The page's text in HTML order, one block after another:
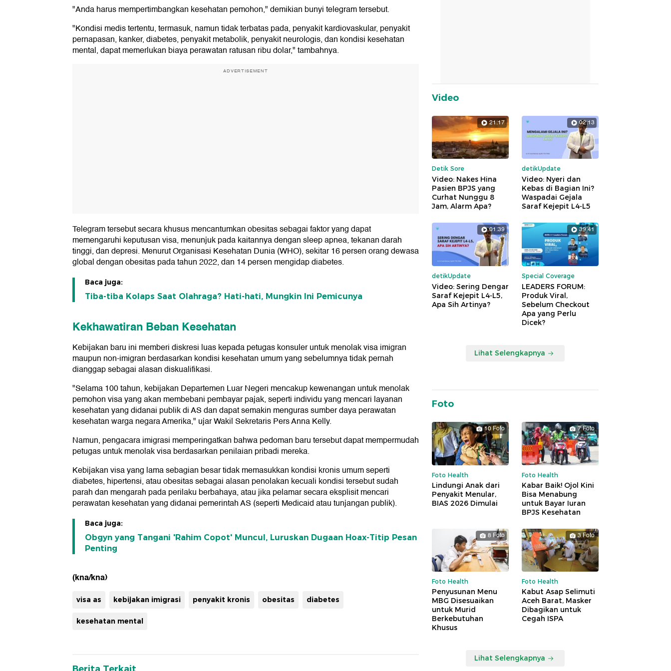
"Anda harus mempertimbangkan kesehatan pemohon," demikian bunyi telegram tersebut.
"Kondisi medis tertentu, termasuk, namun tidak terbatas pada, penyakit kardiovaskular, penyakit
pernapasan, kanker, diabetes, penyakit metabolik, penyakit neurologis, dan kondisi kesehatan
mental, dapat memerlukan biaya perawatan ratusan ribu dolar," tambahnya.
ADVERTISEMENT
Telegram tersebut secara khusus mencantumkan obesitas sebagai faktor yang dapat
memengaruhi keputusan visa, menunjuk pada kaitannya dengan sleep apnea, tekanan darah
tinggi, dan depresi. Menurut Organisasi Kesehatan Dunia (WHO), sekitar 16 persen orang dewasa
global dengan obesitas pada tahun 2022, dan 14 persen mengidap diabetes.
Baca juga:
Tiba-tiba Kolaps Saat Olahraga? Hati-hati, Mungkin Ini Pemicunya
Kekhawatiran Beban Kesehatan
Kebijakan baru ini memberi diskresi luas kepada petugas konsuler untuk menolak visa imigran
maupun non-imigran berdasarkan kondisi kesehatan umum yang sebelumnya tidak pernah
dianggap sebagai alasan diskualifikasi.
"Selama 100 tahun, kebijakan Departemen Luar Negeri mencakup kewenangan untuk menolak
pemohon visa yang akan membebani pembayar pajak, seperti individu yang mencari layanan
kesehatan yang didanai publik di AS dan dapat semakin menguras sumber daya perawatan
kesehatan warga negara Amerika," ujar Wakil Sekretaris Pers Anna Kelly.
Namun, pengacara imigrasi memperingatkan bahwa pedoman baru tersebut dapat mempermudah
petugas untuk menolak visa berdasarkan penilaian pribadi mereka.
Kebijakan visa yang lama sebagian besar tidak memasukkan kondisi kronis umum seperti
diabetes, hipertensi, atau obesitas sebagai alasan penolakan kecuali kondisi tersebut sudah
parah dan mengarah pada perilaku berbahaya, atau jika pelamar secara eksplisit mencari
perawatan kesehatan yang didanai pemerintah AS (seperti Medicaid atau tunjangan publik).
Baca juga:
Obgyn yang Tangani 'Rahim Copot' Muncul, Luruskan Dugaan Hoax-Titip Pesan
Penting
(kna/kna)
visa as kebijakan imigrasi penyakit kronis obesitas diabetes
kesehatan mental
Video
21:17
Detik Sore
Video: Nakes Hina
Pasien BPJS yang
Curhat Nunggu 8
Jam, Alarm Apa?
02:13
detikUpdate
Video: Nyeri dan
Kebas di Bagian Ini?
Waspadai Gejala
Saraf Kejepit L4-L5
01:39
detikUpdate
Video: Sering Dengar
Saraf Kejepit L4-L5,
Apa Sih Artinya?
39:41
Special Coverage
LEADERS FORUM:
Produk Viral,
Sebelum Checkout
Apa yang Perlu
Dicek?
Lihat Selengkapnya
Foto
10 Foto
Foto Health
Lindungi Anak dari
Penyakit Menular,
BIAS 2026 Dimulai
7 Foto
Foto Health
Kabar Baik! Ojol Kini
Bisa Menabung
untuk Bayar Iuran
BPJS Kesehatan
8 Foto
Foto Health
Penyusunan Menu
MBG Disesuaikan
untuk Murid
Berkebutuhan
Khusus
3 Foto
Foto Health
Kabut Asap Selimuti
Aceh Barat, Masker
Dibagikan untuk
Cegah ISPA
Lihat Selengkapnya